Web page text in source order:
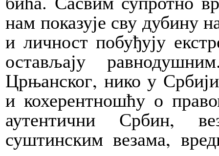
нам показује сву дубину
и личност побуђују
остављају
Црњанског, нико у
и кохерентношћу о
аутентични Србин,
суштинским везама,